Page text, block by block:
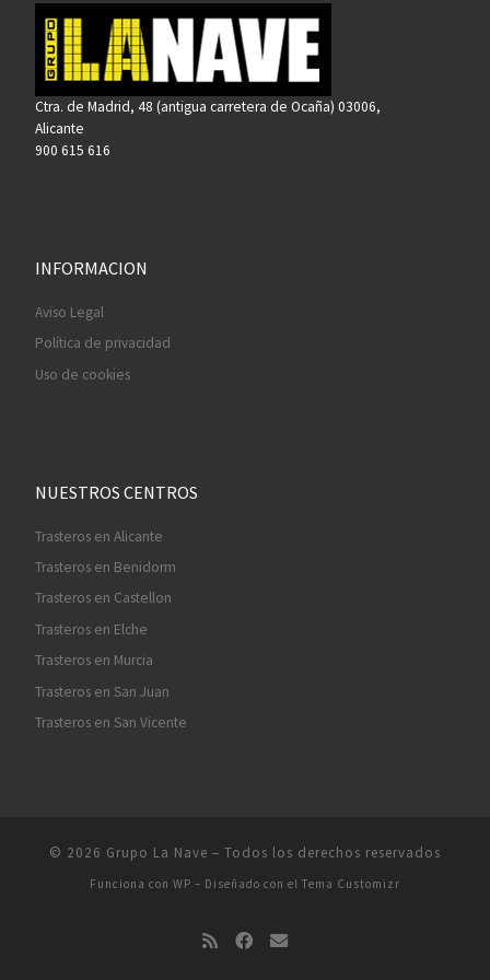
Ctra. de Madrid, 48 (antigua carretera de Ocaña) 03006,
Alicante
900 615 616
INFORMACION
Aviso Legal
Política de privacidad
Uso de cookies
NUESTROS CENTROS
Trasteros en Alicante
Trasteros en Benidorm
Trasteros en Castellon
Trasteros en Elche
Trasteros en Murcia
Trasteros en San Juan
Trasteros en San Vicente
© 2026 Grupo La Nave – Todos los derechos reservados
Funciona con WP – Diseñado con el Tema Customizr